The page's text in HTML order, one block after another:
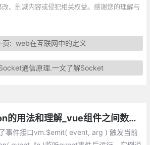
、删减内容或侵犯相关权益。感谢您的理解与
页: web在互联网中的定义
通信原理.一文了解Socket
vue.js $emit/$on的用法和理解_vue组件之间数据传输通信
事件接口vm.$emit( event, arg ) 触发当前